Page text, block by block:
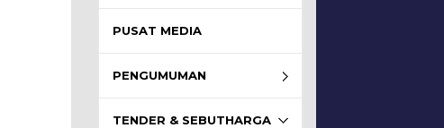
PUSAT MEDIA
PENGUMUMAN
TENDER & SEBUTHARGA